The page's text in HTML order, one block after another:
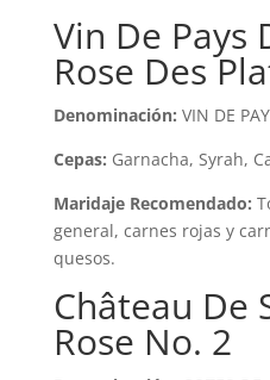
Vin De Pays
Rose Des
Denominación: VIN DE
Cepas: Garnacha, Syrah,
Maridaje Recomendado:
general, carnes rojas y
quesos.
Château De
Rose No. 2